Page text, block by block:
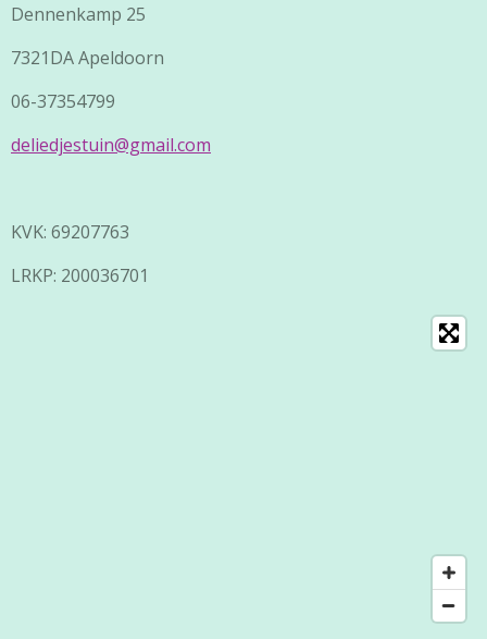
Dennenkamp 25
7321DA Apeldoorn
06-37354799
deliedjestuin@gmail.com
KVK: 69207763
LRKP: 200036701